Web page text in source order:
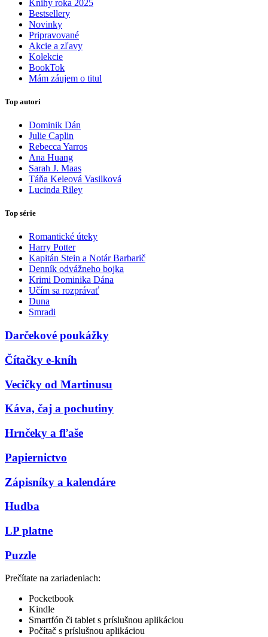
Knihy roka 2025
Bestsellery
Novinky
Pripravované
Akcie a zľavy
Kolekcie
BookTok
Mám záujem o titul
Top autori
Dominik Dán
Julie Caplin
Rebecca Yarros
Ana Huang
Sarah J. Maas
Táňa Keleová Vasilková
Lucinda Riley
Top série
Romantické úteky
Harry Potter
Kapitán Stein a Notár Barbarič
Denník odvážneho bojka
Krimi Dominika Dána
Učím sa rozprávať
Duna
Smradi
Darčekové poukážky
Čítačky e-kníh
Vecičky od Martinusu
Káva, čaj a pochutiny
Hrnčeky a fľaše
Papiernictvo
Zápisníky a kalendáre
Hudba
LP platne
Puzzle
Prečítate na zariadeniach:
Pocketbook
Kindle
Smartfón či tablet s príslušnou aplikáciou
Počítač s príslušnou aplikáciou